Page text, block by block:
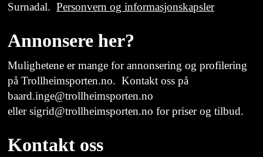
Surnadal.Personvern og informasjonskapsler
Annonsere her?
Mulighetene er mange for annonsering og profilering
på Trollheimsporten.no. Kontakt oss på
baard.inge@trollheimsporten.no
eller sigrid@trollheimsporten.no for priser og tilbud.
Kontakt oss